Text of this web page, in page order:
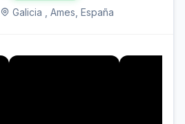
Galicia , Ames, España